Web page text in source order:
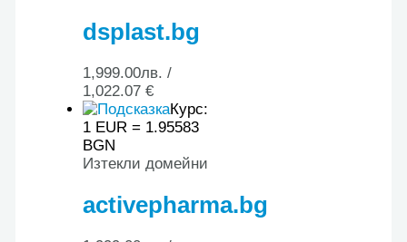
dsplast.bg
1,999.00лв. /
1,022.07 €
Курс:
1 EUR = 1.95583
BGN
Изтекли домейни
activepharma.bg